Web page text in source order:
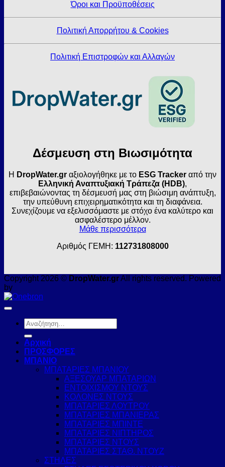
Όροι και Προϋποθέσεις
Πολιτική Απορρήτου & Cookies
Πολιτική Επιστροφών και Αλλαγών
Δέσμευση στη Βιωσιμότητα
Η DropWater.gr αξιολογήθηκε με το ESG Tracker από την
Ελληνική Αναπτυξιακή Τράπεζα (HDB),
επιβεβαιώνοντας τη δέσμευσή μας στη βιώσιμη ανάπτυξη,
την υπεύθυνη επιχειρηματικότητα και τη διαφάνεια.
Συνεχίζουμε να εξελισσόμαστε με στόχο ένα καλύτερο και
ασφαλέστερο μέλλον.
Μάθε περισσότερα
Αριθμός ΓΕΜΗ: 112731808000
Copyright 2026 © DropWater.grAll rights reserved. Powered
by
Αναζήτηση
για:
Αρχική
ΠΡΟΣΦΟΡΕΣ
ΜΠΑΝΙΟ
ΜΠΑΤΑΡΙΕΣ ΜΠΑΝΙΟΥ
ΑΞΕΣΟΥΑΡ ΜΠΑΤΑΡΙΩΝ
ΕΝΤΟΙΧΙΣΜΟΥ ΝΤΟΥΣ
ΚΟΛΟΝΕΣ ΝΤΟΥΣ
ΜΠΑΤΑΡΙΕΣ ΛΟΥΤΡΟΥ
ΜΠΑΤΑΡΙΕΣ ΜΠΑΝΙΕΡΑΣ
ΜΠΑΤΑΡΙΕΣ ΜΠΙΝΤΕ
ΜΠΑΤΑΡΙΕΣ ΝΙΠΤΗΡΟΣ
ΜΠΑΤΑΡΙΕΣ ΝΤΟΥΣ
ΜΠΑΤΑΡΙΕΣ ΣΤΑΘ. ΝΤΟΥΖ
ΣΤΗΛΕΣ